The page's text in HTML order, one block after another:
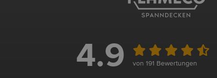
4.9 von 191 Bewertungen